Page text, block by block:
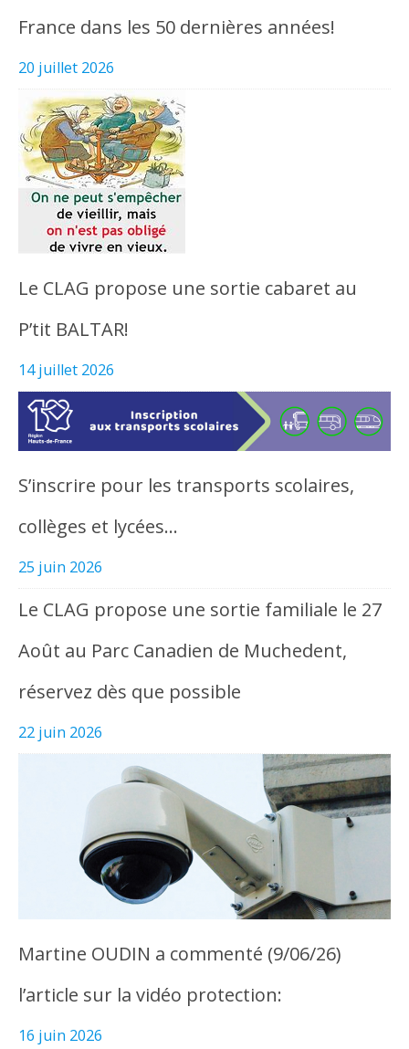
France dans les 50 dernières années!
20 juillet 2026
Le CLAG propose une sortie cabaret au
P’tit BALTAR!
14 juillet 2026
S’inscrire pour les transports scolaires,
collèges et lycées…
25 juin 2026
Le CLAG propose une sortie familiale le 27
Août au Parc Canadien de Muchedent,
réservez dès que possible
22 juin 2026
Martine OUDIN a commenté (9/06/26)
l’article sur la vidéo protection:
16 juin 2026